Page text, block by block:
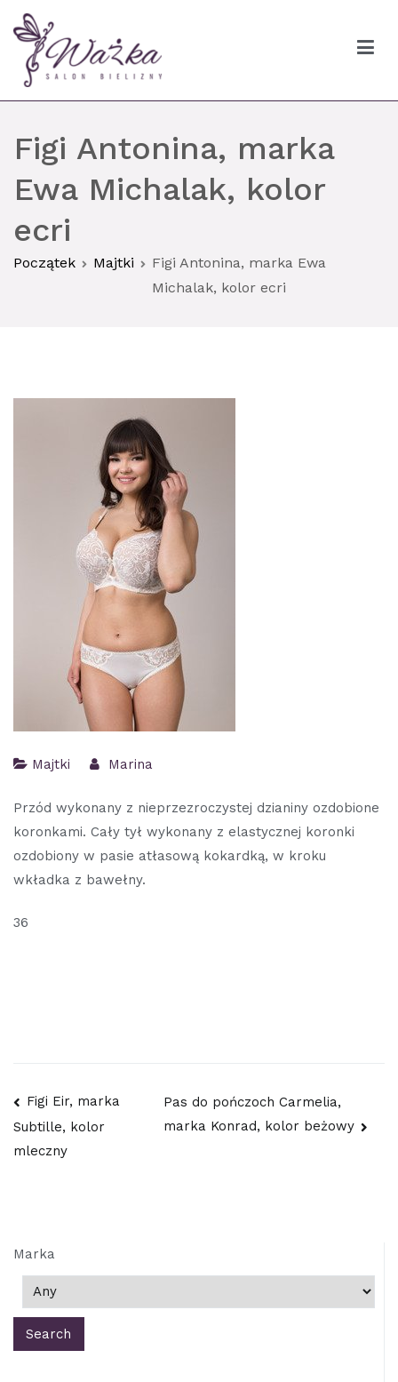
Przejdź
do
treści
Ważka biustonosze Gdańsk
Figi Antonina, marka
Ewa Michalak, kolor
ecri
Początek Majtki
Figi Antonina, marka Ewa
Michalak, kolor ecri
Majtki Marina
Przód wykonany z nieprzezroczystej dzianiny ozdobione
koronkami. Cały tył wykonany z elastycznej koronki
ozdobiony w pasie atłasową kokardką, w kroku
wkładka z bawełny.
36
Nawigacja
wpisu
Figi Eir, marka
Subtille, kolor
mleczny
Pas do pończoch Carmelia,
marka Konrad, kolor beżowy
Marka